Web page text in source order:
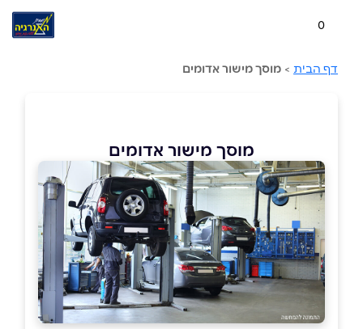
0
דף הבית > מוסך מישור אדומים
מוסך מישור אדומים